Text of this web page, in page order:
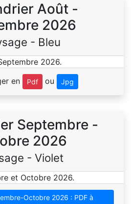
Août -
2026
- Bleu
en Pdf ou Jpg
Septembre -
2026
- Violet
Octobre 2026 : PDF à